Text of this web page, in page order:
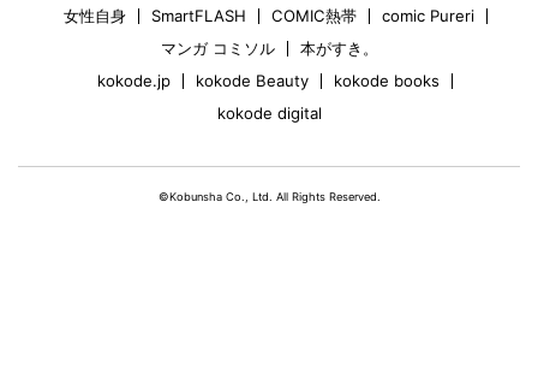
女性自身
SmartFLASH COMIC熱帯
comic Pureri
マンガ コミソル
本がすき。
kokode.jp
kokode Beauty
kokode books
kokode digital
©Kobunsha Co., Ltd. All Rights Reserved.